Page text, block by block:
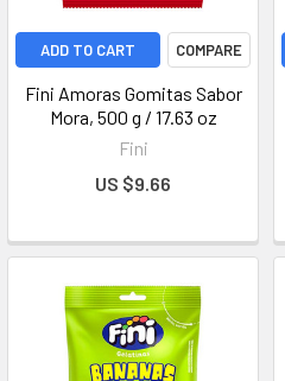
ADD TO CART COMPARE
Fini Amoras Gomitas Sabor
Mora, 500 g / 17.63 oz
Fini
US $9.66